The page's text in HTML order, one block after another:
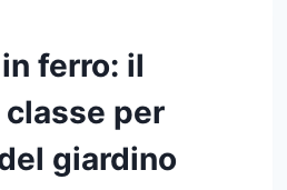
ferro: il
per
giardino